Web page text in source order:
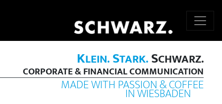
KLEIN.STARK.SCHWARZ.
CORPORATE & FINANCIAL COMMUNICATION
MADE WITH PASSION & COFFEE
IN WIESBADEN